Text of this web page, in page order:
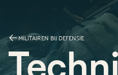
MILITAIREN BIJ DEFENSIE